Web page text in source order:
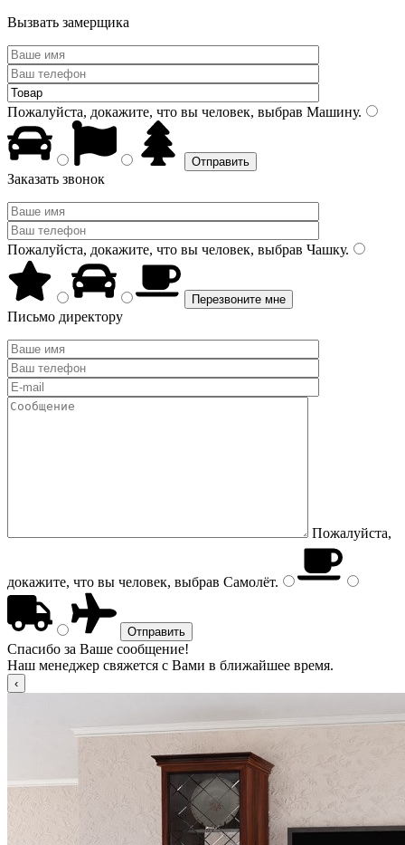
Вызвать замерщика
Пожалуйста, докажите, что вы человек, выбрав Машину.
Заказать звонок
Пожалуйста, докажите, что вы человек, выбрав Чашку.
Письмо директору
Пожалуйста,
докажите, что вы человек, выбрав Самолёт.
Спасибо за Ваше сообщение!
Наш менеджер свяжется с Вами в ближайшее время.